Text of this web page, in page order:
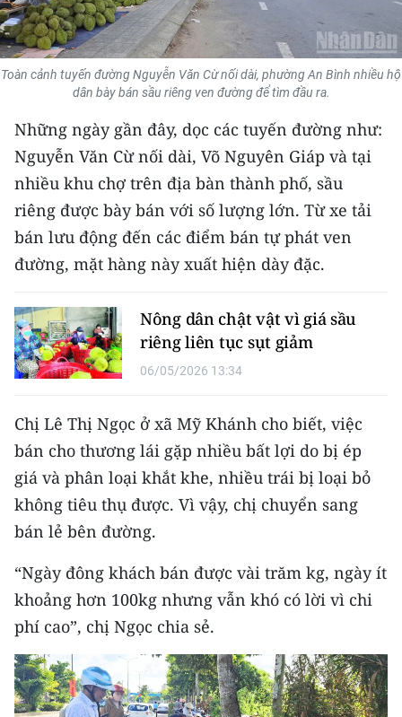
MÔI TRƯỜNG
BẠN ĐỌC
KIỂM CHỨNG THÔNG TIN
TRI THỨC CHUYÊN SÂU
54 DÂN TỘC VIỆT NAM
CHƯƠNG TRÌNH OCOP - MỖI XÃ
MỘT SẢN PHẨM
RADIO
MEDIA CENTER
Video
Media Chính trị
Media Kinh tế
Media Văn hóa
Media Xã hội
Media Du lịch
Toàn cảnh tuyến đường Nguyễn Văn Cừ nối dài, phường An Bình nhiều hộ
dân bày bán sầu riêng ven đường để tìm đầu ra.
Những ngày gần đây, dọc các tuyến đường như:
Nguyễn Văn Cừ nối dài, Võ Nguyên Giáp và tại
nhiều khu chợ trên địa bàn thành phố, sầu
riêng được bày bán với số lượng lớn. Từ xe tải
bán lưu động đến các điểm bán tự phát ven
đường, mặt hàng này xuất hiện dày đặc.
Nông dân chật vật vì giá sầu
riêng liên tục sụt giảm
06/05/2026 13:34
Chị Lê Thị Ngọc ở xã Mỹ Khánh cho biết, việc
bán cho thương lái gặp nhiều bất lợi do bị ép
giá và phân loại khắt khe, nhiều trái bị loại bỏ
không tiêu thụ được. Vì vậy, chị chuyển sang
bán lẻ bên đường.
“Ngày đông khách bán được vài trăm kg, ngày ít
khoảng hơn 100kg nhưng vẫn khó có lời vì chi
phí cao”, chị Ngọc chia sẻ.